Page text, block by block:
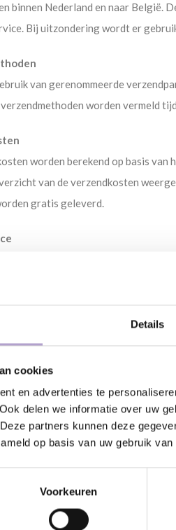
Details
cookies
en advertenties te
delen we informatie over uw
partners kunnen deze
op basis van uw gebruik
Voorkeuren
binnen Nederland en naar België.
Bij uitzondering wordt er
van gerenommeerde
worden vermeld
worden berekend op basis van
van de verzendkosten
gratis geleverd.
is verzonden, ontvangt u
uw pakket volgen en de geschatte
streven we ernaar om u tevreden te
om uw bestelling bij Home48
verpakking worden geretourneerd.
dat er sprake is van maatwerk.